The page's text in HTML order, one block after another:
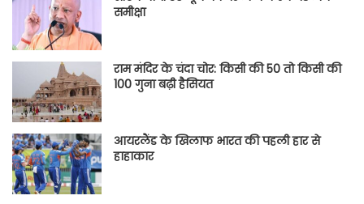
समीक्षा
राम मंदिर के चंदा चोर: किसी की 50 तो किसी की
100 गुना बढ़ी हैसियत
आयरलैंड के खिलाफ भारत की पहली हार से
हाहाकार